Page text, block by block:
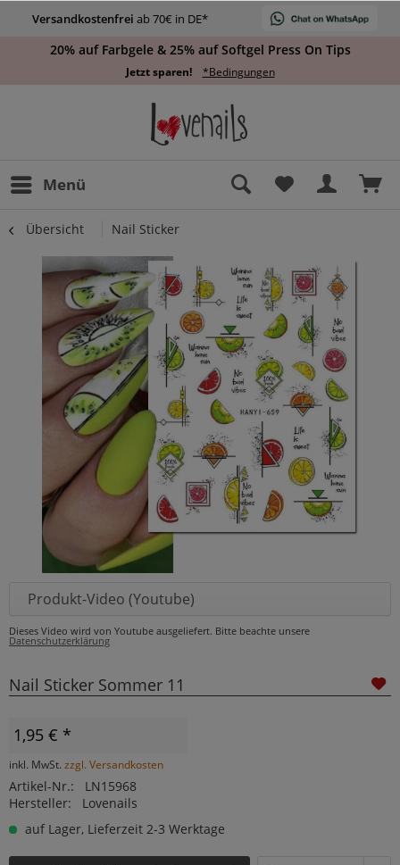
Versandkostenfrei ab 70€ in DE*
20% auf Farbgele & 25% auf Softgel Press On Tips
Jetzt sparen! *Bedingungen
Menü
Übersicht Nail Sticker
Produkt-Video (Youtube)
Dieses Video wird von Youtube ausgeliefert. Bitte beachte unsere
Datenschutzerklärung
Nail Sticker Sommer 11
1,95 € *
inkl. MwSt. zzgl. Versandkosten
Artikel-Nr.:
LN15968
Hersteller:
Lovenails
auf Lager, Lieferzeit 2-3 Werktage